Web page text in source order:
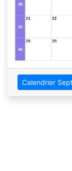
Calendrier